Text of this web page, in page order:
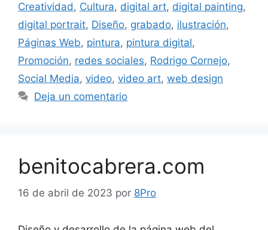
Creatividad, Cultura, digital art, digital painting,
digital portrait, Diseño, grabado, ilustración,
Páginas Web, pintura, pintura digital,
Promoción, redes sociales, Rodrigo Cornejo,
Social Media, video, video art, web design
Deja un comentario
benitocabrera.com
16 de abril de 2023 por 8Pro